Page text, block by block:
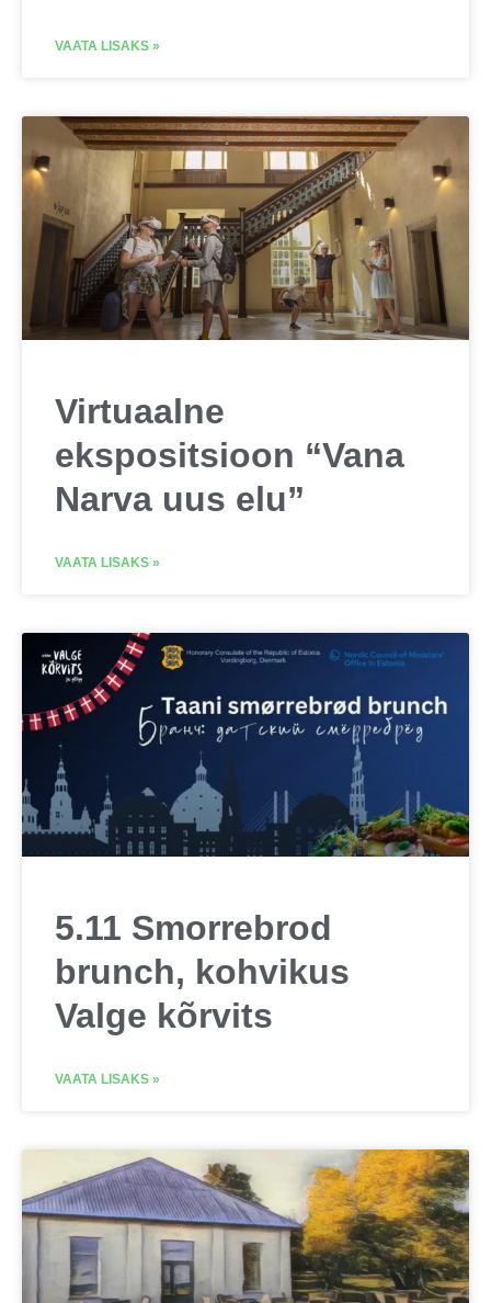
VAATA LISAKS »
Virtuaalne
ekspositsioon “Vana
Narva uus elu”
VAATA LISAKS »
5.11 Smorrebrod
brunch, kohvikus
Valge kõrvits
VAATA LISAKS »